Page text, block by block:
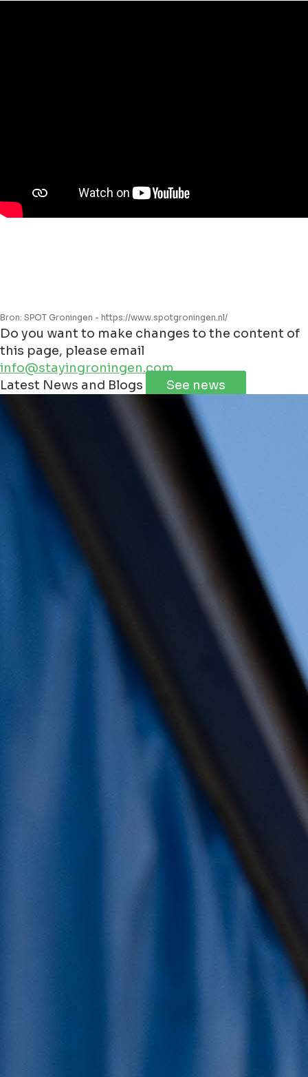
Bron: SPOT Groningen - https://www.spotgroningen.nl/
Do you want to make changes to the content of
this page, please email
info@stayingroningen.com
+
Leaflet | ©JawgMaps©OpenStreetMap
Latest News and Blogs See news